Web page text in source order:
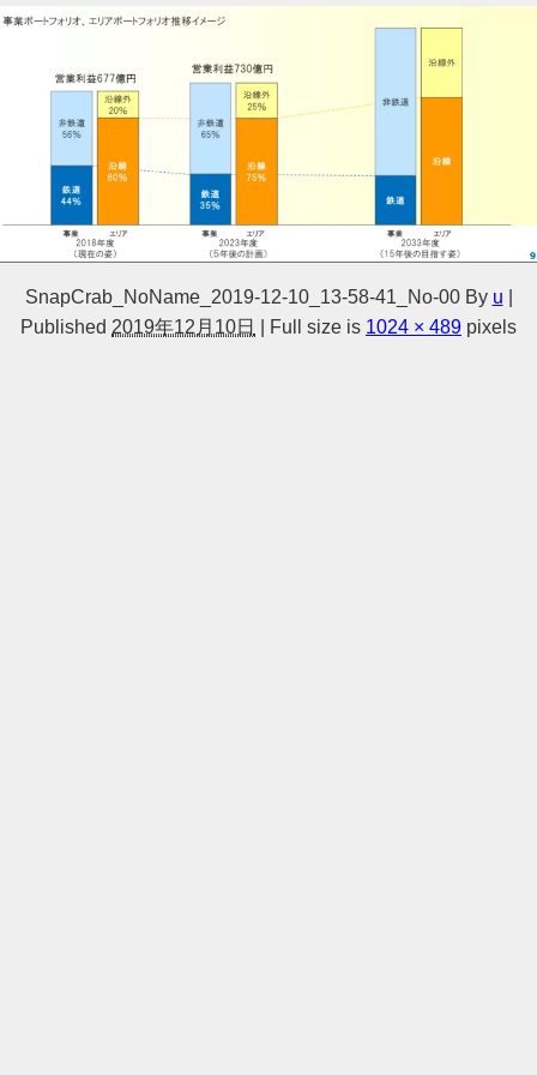
SnapCrab_NoName_2019-12-10_13-58-41_No-00 By u
Published 2019年12月10日 Full size is 1024 × 489 pixels